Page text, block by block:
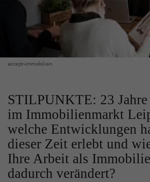
accept-immobilien
STILPUNKTE: 23
im Immobilienmarkt
welche Entwicklungen
dieser Zeit erlebt und
Ihre Arbeit als
dadurch verändert?